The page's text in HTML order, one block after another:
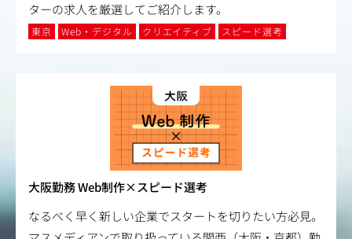
ターの求人を厳選してご紹介します。
東京 Web・デジタル クリエイティブ スピード選考
大阪勤務 Web制作×スピード選考
なるべく早く新しい企業でスタートを切りたい方必見。